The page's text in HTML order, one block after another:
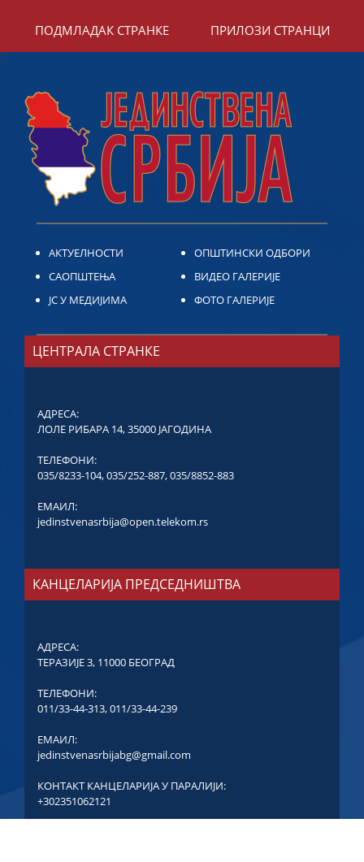
ПОДМЛАДАК СТРАНКЕ ПРИЛОЗИ СТРАНЦИ
АКТУЕЛНОСТИ
САОПШТЕЊА
ЈС У МЕДИЈИМА
ОПШТИНСКИ ОДБОРИ
ВИДЕО ГАЛЕРИЈЕ
ФОТО ГАЛЕРИЈЕ
ЦЕНТРАЛА СТРАНКЕ
АДРЕСА:
ЛОЛЕ РИБАРА 14, 35000 ЈАГОДИНА
ТЕЛЕФОНИ:
035/8233-104,035/252-887,035/8852-883
ЕМАИЛ:
jedinstvenasrbija@open.telekom.rs
КАНЦЕЛАРИЈА ПРЕДСЕДНИШТВА
АДРЕСА:
ТЕРАЗИЈЕ 3, 11000 БЕОГРАД
ТЕЛЕФОНИ:
011/33-44-313,011/33-44-239
ЕМАИЛ:
jedinstvenasrbijabg@gmail.com
КОНТАКТ КАНЦЕЛАРИЈА У ПАРАЛИЈИ:
+302351062121